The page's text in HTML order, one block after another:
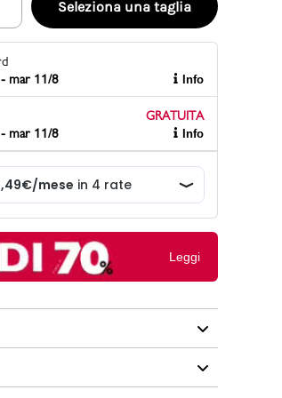
di più
al matrimonio e idee
calzature
Seleziona una taglia
mar 11/8 Info
GRATUITA
mar 11/8 Info
Leggi
uomo Ducati Enea colore rosso in
in vita, tasche laterali,